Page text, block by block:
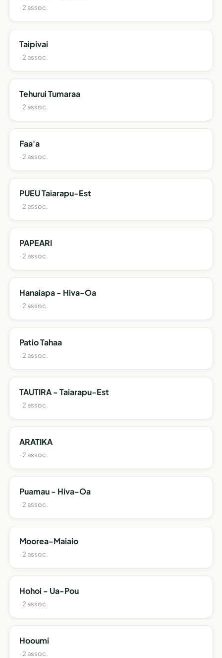
· 2 assoc.
Taipivai
· 2 assoc.
Tehurui Tumaraa
· 2 assoc.
Faa'a
· 2 assoc.
PUEU Taiarapu-Est
· 2 assoc.
PAPEARI
· 2 assoc.
Hanaiapa - Hiva-Oa
· 2 assoc.
Patio Tahaa
· 2 assoc.
TAUTIRA - Taiarapu-Est
· 2 assoc.
ARATIKA
· 2 assoc.
Puamau - Hiva-Oa
· 2 assoc.
Moorea-Maiaio
· 2 assoc.
Hohoi - Ua-Pou
· 2 assoc.
Hooumi
· 2 assoc.